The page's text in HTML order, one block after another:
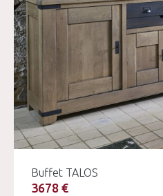
Buffet TALOS
3678 €